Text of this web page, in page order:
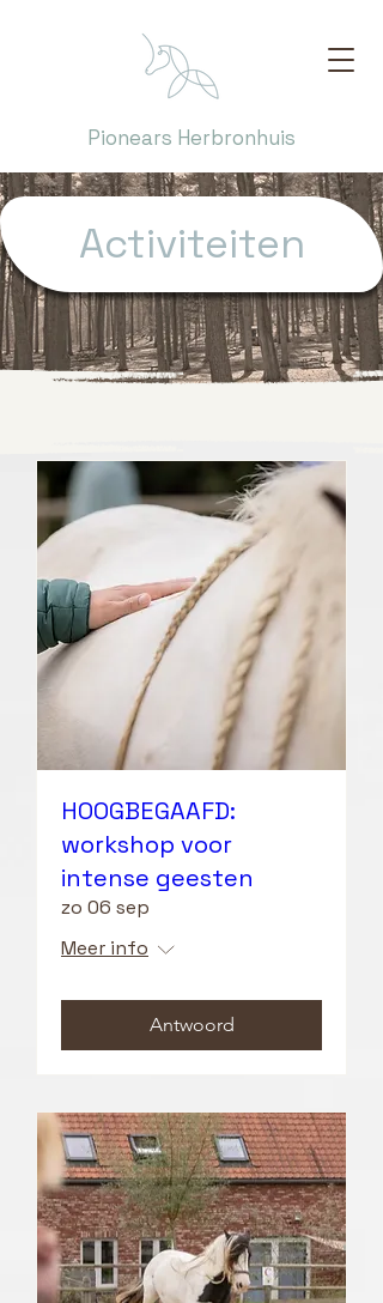
Pionears Herbronhuis
Activiteiten
HOOGBEGAAFD:
workshop voor
intense geesten
zo 06 sep
Meer info
Antwoord